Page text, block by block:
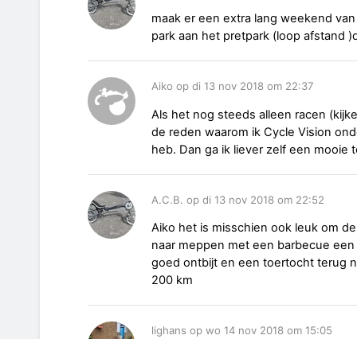
maak er een extra lang weekend
park aan het pretpark (loop afstand
Aiko op di 13 nov 2018 om 22:37
Als het nog steeds alleen racen
de reden waarom ik Cycle Vision
heb. Dan ga ik liever zelf een mooie
A.C.B. op di 13 nov 2018 om 22:52
Aiko het is misschien ook leuk om
naar meppen met een barbecue
goed ontbijt en een toertocht terug
200 km
lighans op wo 14 nov 2018 om 15:05